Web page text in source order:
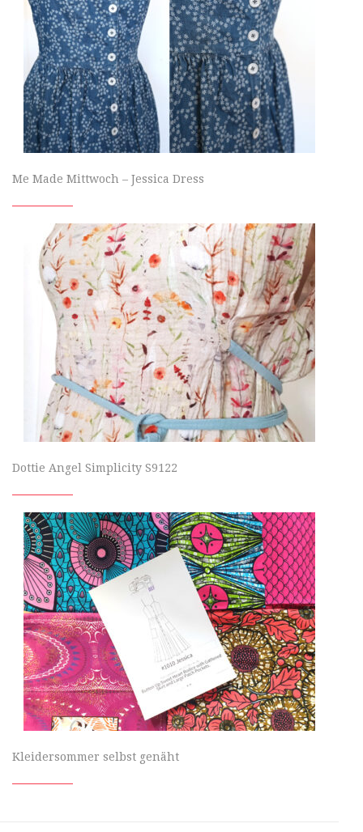
Me Made Mittwoch – Jessica Dress
Dottie Angel Simplicity S9122
Kleidersommer selbst genäht